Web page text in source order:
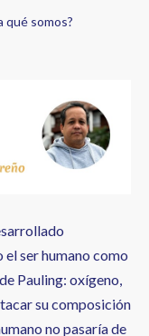
qué somos?
ser humano como
Pauling: oxígeno,
su composición
no pasaría de